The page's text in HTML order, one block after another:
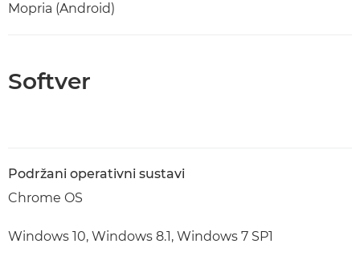
Mopria (Android)
Softver
Podržani operativni sustavi
Chrome OS
Windows 10, Windows 8.1, Windows 7 SP1